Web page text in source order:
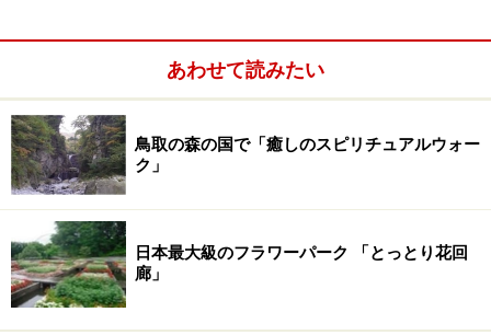
あわせて読みたい
鳥取の森の国で「癒しのスピリチュアルウォー
ク」
日本最大級のフラワーパーク 「とっとり花回
廊」